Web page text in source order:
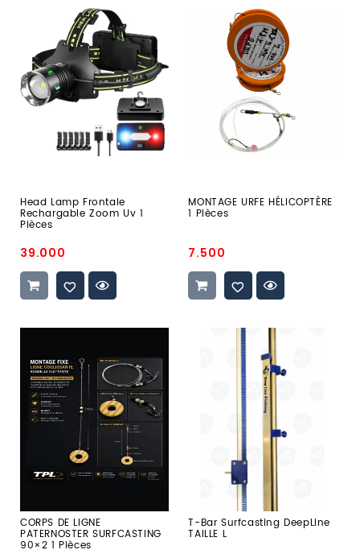
frontale
rechargable
zoom
Head Lamp Frontale
Rechargable Zoom Uv 1
Pièces
Prix
promo
39.000
MONTAGE
HÉLICOPTÈRE
MONTAGE URFE HÉLICOPTÈRE
1 Pièces
Prix
promo
7.500
DE
LIGNE
PATERNOSTER
SURFCASTING
Pièces
CORPS DE LIGNE
PATERNOSTER SURFCASTING
90×2 1 Pièces
Surfcasting
DeepLine
T-Bar Surfcasting DeepLine
TAILLE L